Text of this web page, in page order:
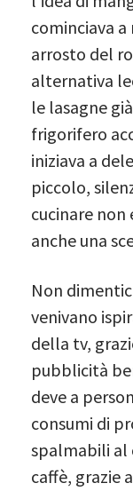
cominciava
arrosto del
alternativa
le lasagne
frigorifero
iniziava a
piccolo,
cucinare non
anche una
Non
venivano
della tv,
pubblicità
deve a
consumi di
spalmabili al
caffè, grazie